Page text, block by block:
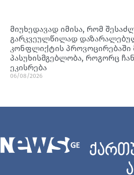
მიუხედავად იმისა, რომ
გარკვეულწილად
კონფლიქტის პროვოცირებაში
პასუხისმგებლობა, როგორც
ეკისრება
06/08/2026